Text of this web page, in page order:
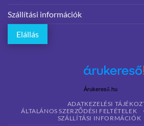
Szállítási információk
Elállás
Árukereső.hu
ADATKEZELÉSI
ÁLTALÁNOS SZERZŐDÉSI FELTÉTELEK
SZÁLLÍTÁSI INFORMÁCIÓK